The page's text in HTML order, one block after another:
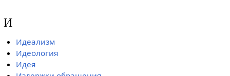
И
Идеализм
Идеология
Идея